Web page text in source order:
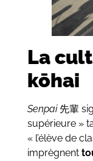
La
kōhai
Senpai先輩
supérieure »
« l’élève de
imprègnent